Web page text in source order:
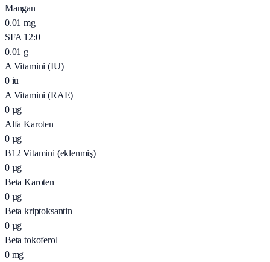
Mangan
0.01 mg
SFA 12:0
0.01 g
A Vitamini (IU)
0 iu
A Vitamini (RAE)
0 µg
Alfa Karoten
0 µg
B12 Vitamini (eklenmiş)
0 µg
Beta Karoten
0 µg
Beta kriptoksantin
0 µg
Beta tokoferol
0 mg